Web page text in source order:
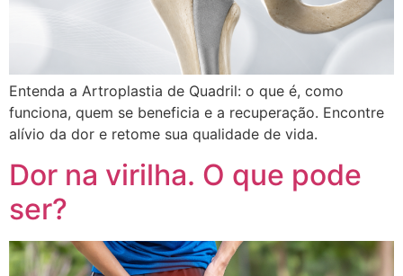
Entenda a Artroplastia de Quadril: o que é, como
funciona, quem se beneficia e a recuperação. Encontre
alívio da dor e retome sua qualidade de vida.
Dor na virilha. O que pode
ser?